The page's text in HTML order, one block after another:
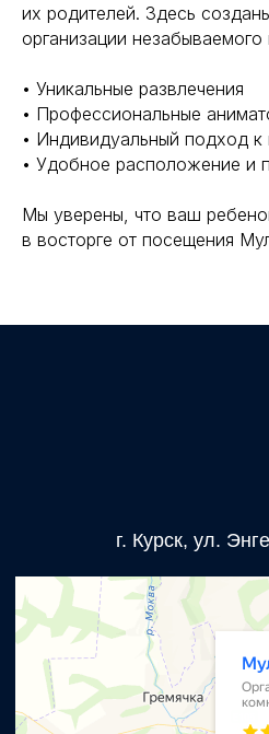
их родителей. Здесь
организации незабываемого
• Уникальные развлечения
• Профессиональные
• Индивидуальный подход
• Удобное расположение и
Мы уверены, что ваш
в восторге от посещения